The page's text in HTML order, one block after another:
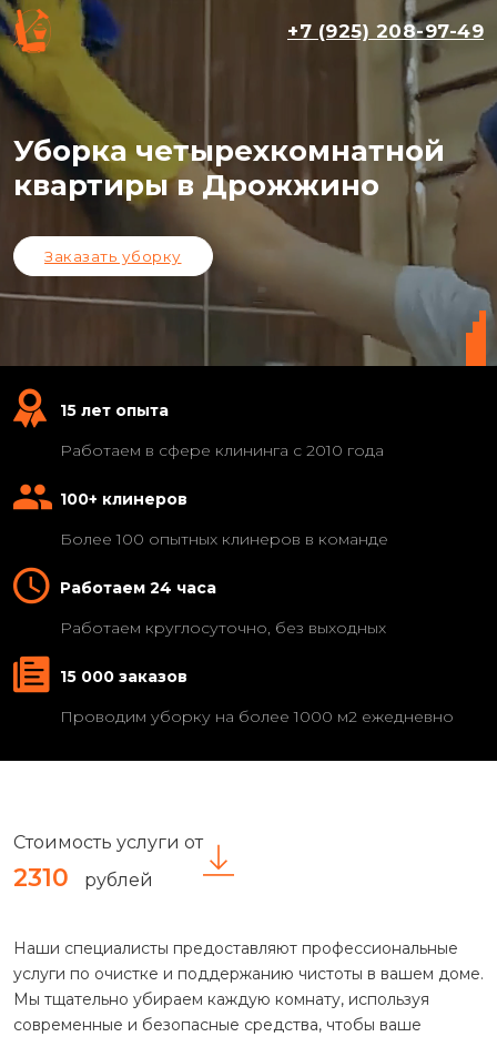
+7 (925) 208-97-49
Уборка четырехкомнатной
квартиры в Дрожжино
Заказать уборку
15 лет опыта
Работаем в сфере клининга с 2010 года
100+ клинеров
Более 100 опытных клинеров в команде
Работаем 24 часа
Работаем круглосуточно, без выходных
15 000 заказов
Проводим уборку на более 1000 м2 ежедневно
Стоимость услуги от
2310 рублей
Наши специалисты предоставляют профессиональные
услуги по очистке и поддержанию чистоты в вашем доме.
Мы тщательно убираем каждую комнату, используя
современные и безопасные средства, чтобы ваше